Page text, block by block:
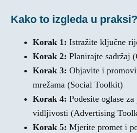
Kako to izgleda u praksi?
Korak 1: Istražite ključne
Korak 2: Planirajte sadržaj
Korak 3: Objavite i
mrežama (Social Toolkit)
Korak 4: Podesite oglase
vidljivosti (Advertising
Korak 5: Mjerite promet i